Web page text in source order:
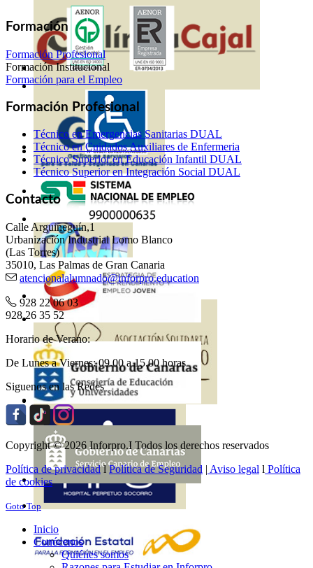
Formación
Formación Profesional
Formación Institucional
Formación para el Empleo
Formación Profesional
Técnico en Emergencias Sanitarias DUAL
Técnico en Cuidados Auxiliares de Enfermeria
Técnico Superior en Educación Infantil DUAL
Técnico Superior en Integración Social DUAL
Contacto
Calle Arguineguín,1
Urbanización Industrial Lomo Blanco
(Las Torres)
35010, Las Palmas de Gran Canaria
atencionalalumnado@inforpro.education
928 22 06 03
928 26 35 52
Horario de Verano:
De Lunes a Viernes: 09.00 a 15.00 horas
Siguenos en las Redes
Copyright © 2026 Inforpro.I Todos los derechos reservados
Política de privacidadlPolítica de Seguridad | Aviso legal l Política
de cookies
Goto Top
Inicio
Conócenos
Quiénes somos